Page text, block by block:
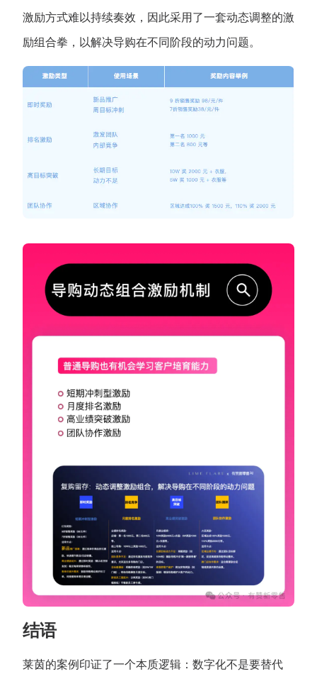
激励方式难以持续奏效，因此采用了一套动态调整的激
励组合拳，以解决导购在不同阶段的动力问题。
结语
莱茵的案例印证了一个本质逻辑：数字化不是要替代